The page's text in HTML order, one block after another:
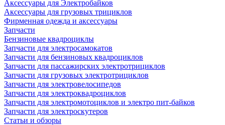
Аксессуары для Электробайков
Аксессуары для грузовых трициклов
Фирменная одежда и аксессуары
Запчасти
Бензиновые квадроциклы
Запчасти для электросамокатов
Запчасти для бензиновых квадроциклов
Запчасти для пассажирских электротрициклов
Запчасти для грузовых электротрициклов
Запчасти для электровелосипедов
Запчасти для электроквадроциклов
Запчасти для электромотоциклов и электро пит-байков
Запчасти для электроскутеров
Статьи и обзоры